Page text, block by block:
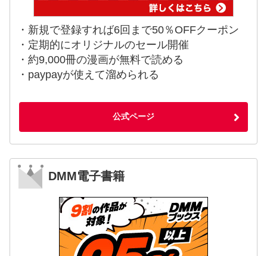
・新規で登録すれば6回まで50％OFFクーポン
・定期的にオリジナルのセール開催
・約9,000冊の漫画が無料で読める
・paypayが使えて溜められる
公式ページ
DMM電子書籍